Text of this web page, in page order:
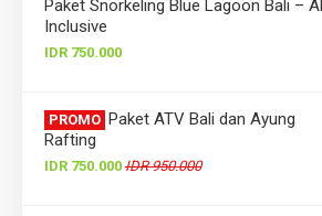
Paket Snorkeling Blue Lagoon Bali – All
Inclusive
IDR 750.000
PROMO Paket ATV Bali dan Ayung
Rafting
IDR 750.000 IDR 950.000